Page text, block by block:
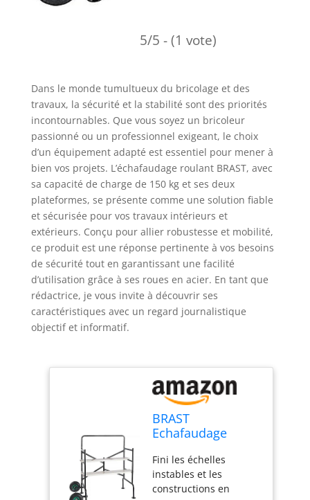
5/5 - (1 vote)
Dans le monde tumultueux du bricolage et des
travaux, la sécurité et la stabilité sont des priorités
incontournables. Que vous soyez un bricoleur
passionné ou un professionnel exigeant, le choix
d’un équipement adapté est essentiel pour mener à
bien vos projets. L’échafaudage roulant BRAST, avec
sa capacité de charge de 150 kg et ses deux
plateformes, se présente comme une solution fiable
et sécurisée pour vos travaux intérieurs et
extérieurs. Conçu pour allier robustesse et mobilité,
ce produit est une réponse pertinente à vos besoins
de sécurité tout en garantissant une facilité
d’utilisation grâce à ses roues en acier. En tant que
rédactrice, je vous invite à découvrir ses
caractéristiques avec un regard journalistique
objectif et informatif.
BRAST
Echafaudage
roulant 140 x 78,5
x 135cm, 2 plates-
formes, charge
Fini les échelles
instables et les
constructions en